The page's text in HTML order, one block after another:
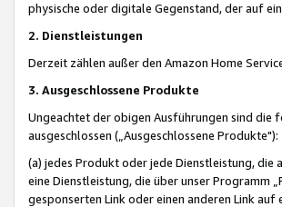
physische oder digitale Gegenstand, der auf
2. Dienstleistungen
Derzeit zählen außer den Amazon Home
3. Ausgeschlossene Produkte
Ungeachtet der obigen Ausführungen sind
ausgeschlossen („Ausgeschlossene Produkte"):
(a) jedes Produkt oder jede Dienstleistung,
eine Dienstleistung, die über unser Programm
gesponserten Link oder einen anderen Link